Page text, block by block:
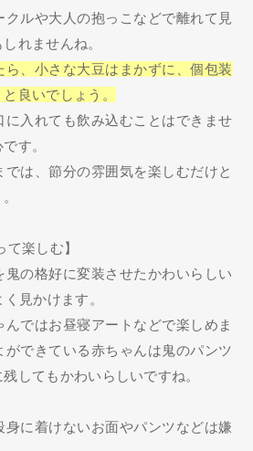
ルや大人の抱っこなどで離れて見
れませんね。
、小さな大豆はまかずに、個包装
良いでしょう。
に入れても飲み込むことはできませ
す。
は、節分の雰囲気を楽しむだけと
て楽しむ】
の格好に変装させたかわいらしい
見かけます。
ではお昼寝アートなどで楽しめま
できている赤ちゃんは鬼のパンツ
してもかわいらしいですね。
に着けないお面やパンツなどは嫌